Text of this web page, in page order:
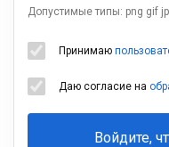
Допустимые типы: png gif
Принимаю
Даю согласие на
Войдите,